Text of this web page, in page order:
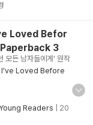
Loved Befor
3
모든 남자들에게' 원작
Loved Before
Readers
20